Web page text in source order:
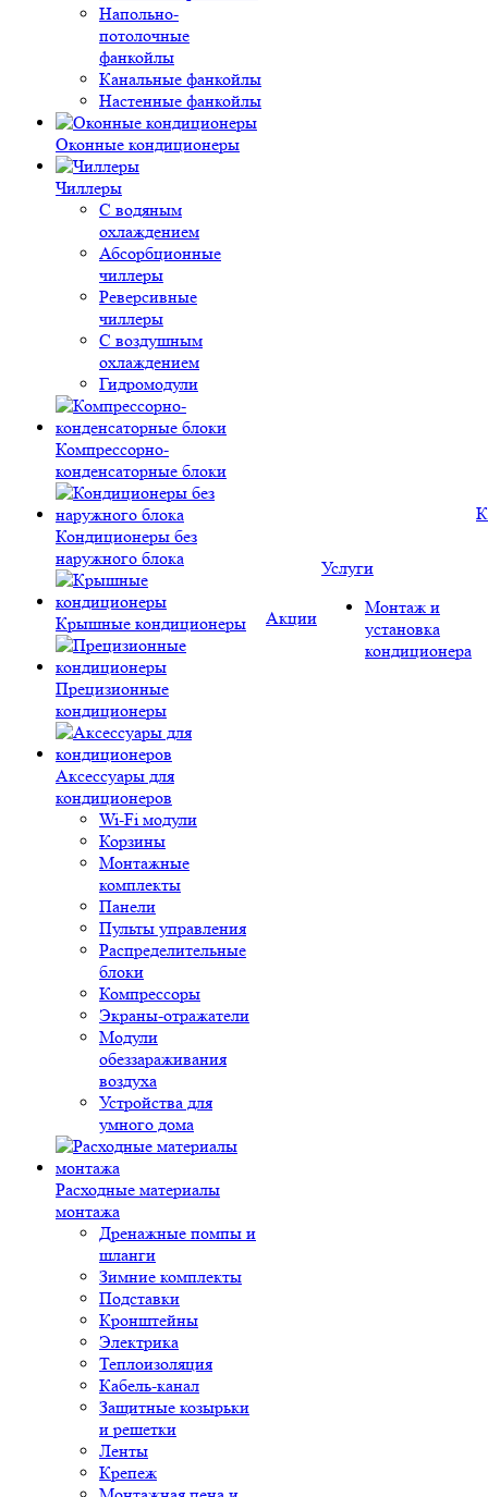
Напольно-
потолочные
фанкойлы
Канальные фанкойлы
Настенные фанкойлы
Оконные кондиционеры
Чиллеры
С водяным
охлаждением
Абсорбционные
чиллеры
Реверсивные
чиллеры
С воздушным
охлаждением
Гидромодули
Компрессорно-
конденсаторные блоки
Кондиционеры без
наружного блока
Крышные кондиционеры
Прецизионные
кондиционеры
Аксессуары для
кондиционеров
Wi-Fi модули
Корзины
Монтажные
комплекты
Панели
Пульты управления
Распределительные
блоки
Компрессоры
Экраны-отражатели
Модули
обеззараживания
воздуха
Устройства для
умного дома
Расходные материалы
монтажа
Дренажные помпы и
шланги
Зимние комплекты
Подставки
Кронштейны
Электрика
Теплоизоляция
Кабель-канал
Защитные козырьки
и решетки
Ленты
Крепеж
Акции
Услуги
Монтаж и
установка
кондиционера